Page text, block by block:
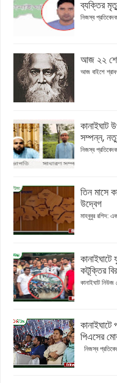
ব্যক্তির
নিজস্ব
আজ ২২ শে
আজ বাইশে
কানাইঘাট
সম্পন্ন,
নিজস্ব
তিন মাসে
উদ্বেগ
মাহবুবুর রশিদ:
কটূক্তির
কানাইঘাট নিউজ
পিএসের
নিজস্ব